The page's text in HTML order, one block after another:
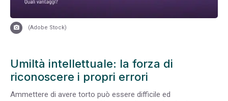
(Adobe Stock)
Umiltà intellettuale: la forza di
riconoscere i propri errori
Ammettere di avere torto può essere difficile ed